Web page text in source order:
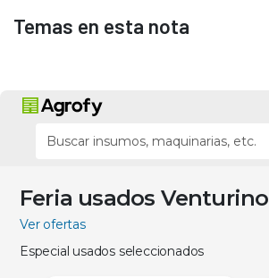
Temas en esta nota
Feria usados Venturino
Ver ofertas
Especial usados seleccionados